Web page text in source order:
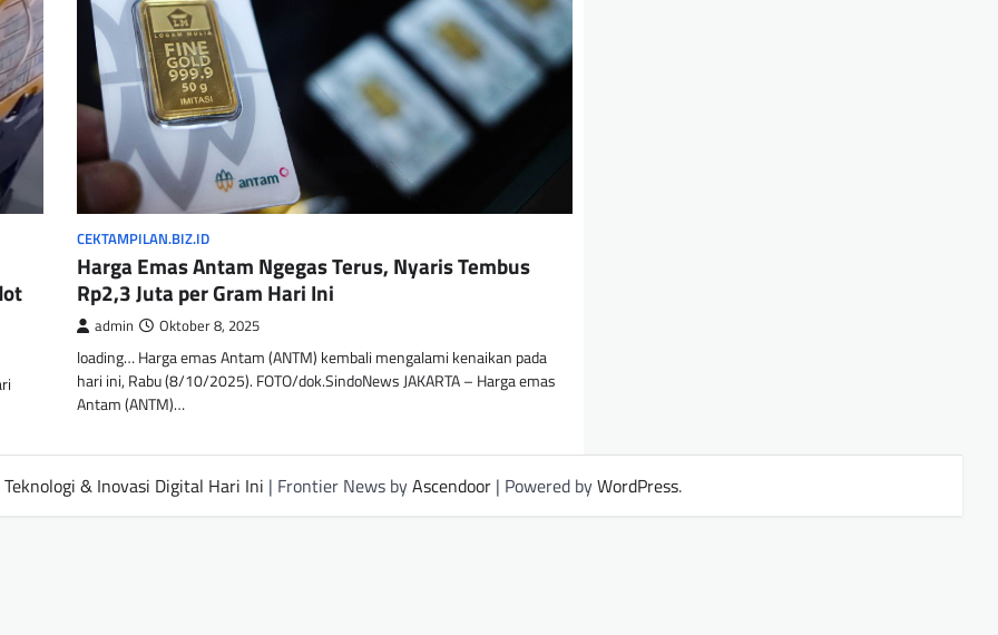
CEKTAMPILAN.BIZ.ID
Harga Emas Antam Ngegas Terus, Nyaris Tembus
Rp2,3 Juta per Gram Hari Ini
admin Oktober 8, 2025
loading… Harga emas Antam (ANTM) kembali mengalami kenaikan pada
hari ini, Rabu (8/10/2025). FOTO/dok.SindoNews JAKARTA – Harga emas
Antam (ANTM)…
Teknologi & Inovasi Digital Hari Ini | Frontier News byAscendoor| Powered byWordPress.